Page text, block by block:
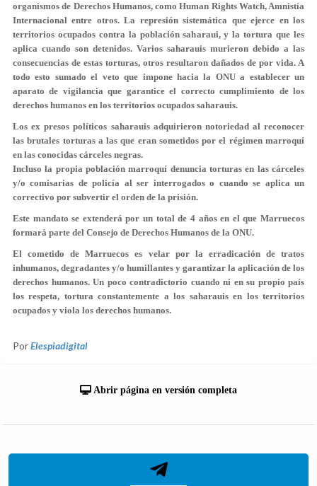
organismos de Derechos Humanos, como Human Rights Watch, Amnistía
Internacional entre otros. La represión sistemática que ejerce en los
territorios ocupados contra la población saharaui, y la tortura que les
aplica cuando son detenidos. Varios saharauis murieron debido a las
consecuencias de estas torturas, otros resultaron dañados de por vida. A
todo esto sumado el veto que impone hacia la ONU a establecer un
aparato de vigilancia que garantice el correcto cumplimiento de los
derechos humanos en los territorios ocupados saharauis.
Los ex presos políticos saharauis adquirieron notoriedad al reconocer
las brutales torturas a las que eran sometidos por el régimen marroquí
en las conocidas cárceles negras.
Incluso la propia población marroquí denuncia torturas en las cárceles
y/o comisarias de policía al ser interrogados o cuando se aplica un
correctivo por subvertir el orden de la prisión.
Este mandato se extenderá por un total de 4 años en el que Marruecos
formará parte del Consejo de Derechos Humanos de la ONU.
El cometido de Marruecos es velar por la erradicación de tratos
inhumanos, degradantes y/o humillantes y garantizar la aplicación de los
derechos humanos. Un poco contradictorio cuando ni en su propio país
los respeta, tortura constantemente a los saharauis en los territorios
ocupados y viola los derechos humanos.
PorElespiadigital
Abrir página en versión completa